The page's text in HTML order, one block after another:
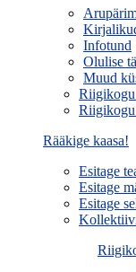
Infotund
Olulise
Muud
Rääkige kaasa!
Esitage
Esitage
Esitage